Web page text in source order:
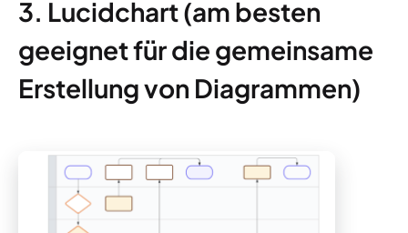
3. Lucidchart (am besten
geeignet für die gemeinsame
Erstellung von Diagrammen)